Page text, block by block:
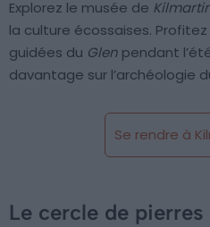
Explorez le musée de
la culture écossaises.
guidées du Glen pendant
davantage sur l’archéologie
Se rendre à
Le cercle de